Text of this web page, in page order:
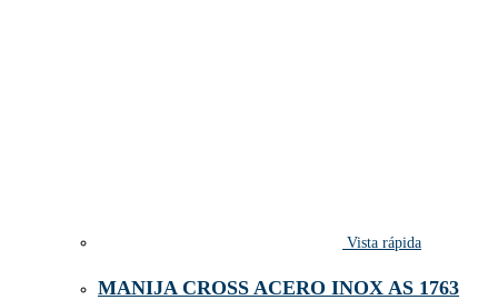
Vista rápida
MANIJA CROSS ACERO INOX AS 1763